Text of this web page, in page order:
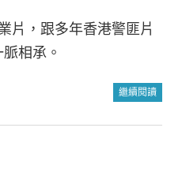
片，跟多年香港警匪片
相承。
繼續閱讀